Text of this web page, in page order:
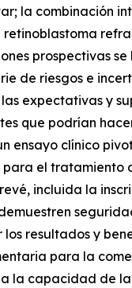
la combinación
prospectivas
de riesgos e
expectativas y
que podrían
ensayo clínico
para el
incluida la
resultados y
para la
la capacidad de